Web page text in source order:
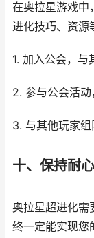
在奥拉星游戏中
进化技巧、资源
1. 加入公会，与
2. 参与公会活动
3. 与其他玩家组
十、保持耐心
奥拉星超进化需
终一定能实现您